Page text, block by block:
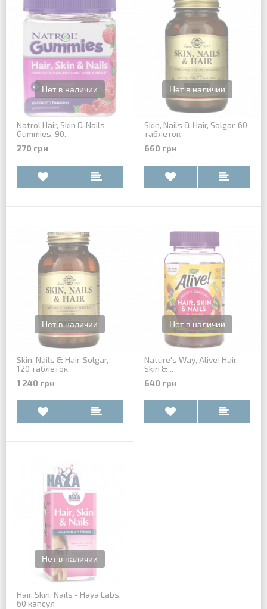
Natrol Hair, Skin & Nails
Gummies, 90...
270 грн
Skin, Nails & Hair, Solgar, 60
таблеток
660 грн
Skin, Nails & Hair, Solgar,
120 таблеток
1 240 грн
Nature's Way, Alive! Hair,
Skin &...
640 грн
Hair, Skin, Nails - Haya Labs,
60 капсул